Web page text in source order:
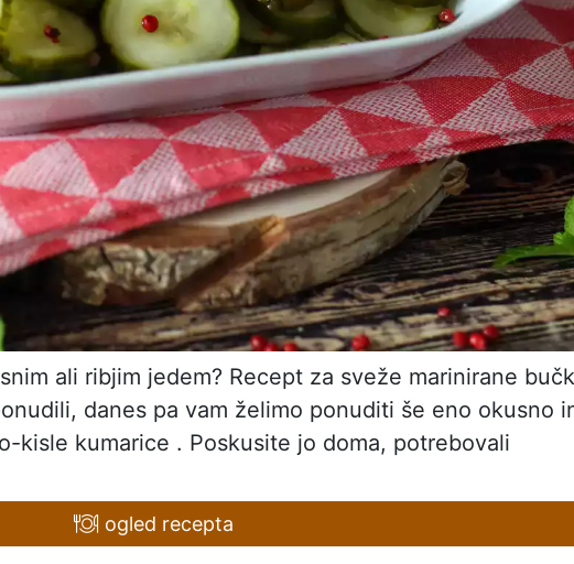
ali ribjim jedem? Recept za sveže marinirane
danes pa vam želimo ponuditi še eno okusno
kisle kumarice . Poskusite jo doma, potrebovali
ogled recepta